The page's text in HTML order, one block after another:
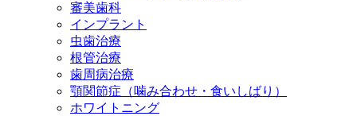
審美歯科
インプラント
虫歯治療
根管治療
歯周病治療
顎関節症（噛み合わせ・食いしばり）
ホワイトニング